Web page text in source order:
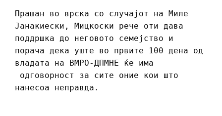
Прашан во врска со случајот на Миле
Јанакиески, Мицкоски рече оти дава
поддршка до неговото семејство и
порача дека уште во првите 100 дена од
владата на ВМРО-ДПМНЕ ќе има
одговорност за сите оние кои што
нанесоа неправда.